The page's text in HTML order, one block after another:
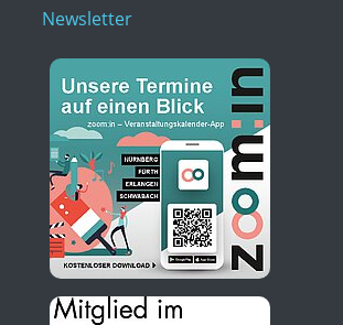
Newsletter